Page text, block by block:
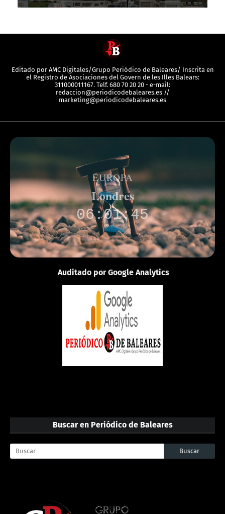
Editado por AMC Digitales/Grupo Periódico de Baleares/ Inscrita en
el Registro de Asociaciones del Govern de les Illes Balears:
311000011167. Telf. 680 70 20 20 - e-mail:
redaccion@periodicodebaleares.es //
marketing@periodicodebaleares.es
EUROPA
Londres
06:01:45
Auditado por Google Analytics
Buscar en Periódico de Baleares